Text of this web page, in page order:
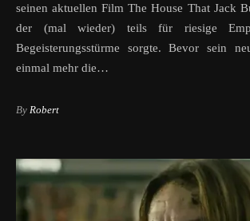
seinen aktuellen Film The House That Jack
der (mal wieder) teils für riesige
Begeisterungsstürme sorgte. Bevor sein
einmal mehr die…
By Robert